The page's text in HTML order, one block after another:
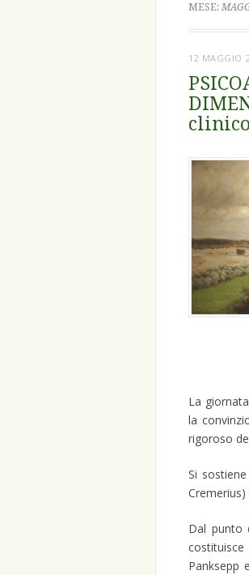
MESE:
12 MAGGIO
La
la
rigoroso
Si
Dal punto
Panksepp